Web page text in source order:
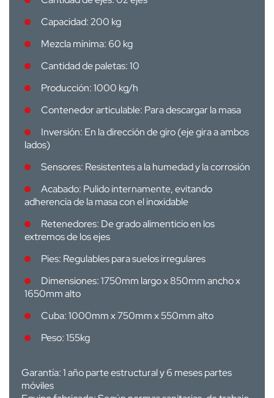
Capacidad: 200 kg
Mezcla mínima: 60 kg
Cantidad de paletas: 10
Producción: 1000 kg/h
Contenedor articulable: Para descargar la masa
Inversión: En la dirección de giro (eje gira a ambos
lados)
Sensores: Resistentes a la humedad y la corrosión
Acabado: Pulido internamente, evitando
adherencia de la masa con el inoxidable
Retenedores: De grado alimenticio en los
extremos de los ejes
Pies: Regulables para suelos irregulares
Dimensiones: 1750mm largo x 850mm ancho x
1650mm alto
Cuba: 1000mm x 750mm x 550mm alto
Peso: 155kg
Garantía: 1 año parte estructural y 6 meses partes
móviles